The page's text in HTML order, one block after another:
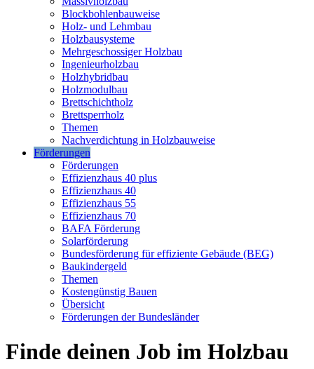
Blockbohlenbauweise
Holz- und Lehmbau
Holzbausysteme
Mehrgeschossiger Holzbau
Ingenieurholzbau
Holzhybridbau
Holzmodulbau
Brettschichtholz
Brettsperrholz
Themen
Nachverdichtung in Holzbauweise
Förderungen
Förderungen
Effizienzhaus 40 plus
Effizienzhaus 40
Effizienzhaus 55
Effizienzhaus 70
BAFA Förderung
Solarförderung
Bundesförderung für effiziente Gebäude (BEG)
Baukindergeld
Themen
Kostengünstig Bauen
Übersicht
Förderungen der Bundesländer
Finde deinen Job im Holzbau